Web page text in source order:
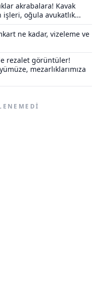
akrabalara! Kavak
oğula avukatlık...
ne kadar, vizeleme ve
rezalet görüntüler!
mezarlıklarımıza